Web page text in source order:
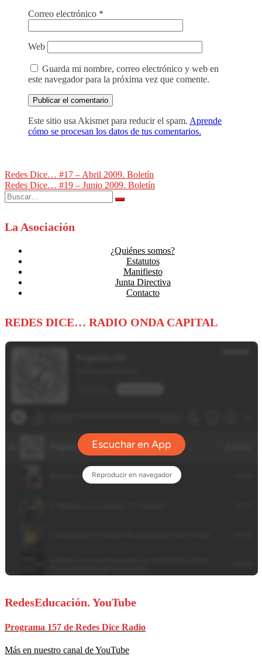
Correo electrónico *
Web
Guarda mi nombre, correo electrónico y web en
este navegador para la próxima vez que comente.
Este sitio usa Akismet para reducir el spam. Aprende
cómo se procesan los datos de tus comentarios.
Navegación
de
Redes Dice… #17 – Abril 2009. Boletín
Redes Dice… #19 – Junio 2009. Boletín
Buscar:
La Asociación
¿Quiénes somos?
Estatutos
Manifiesto
Junta Directiva
Contacto
REDES DICE… RADIO ONDA CAPITAL
RedesEducación. YouTube
Programa 157 de Redes Dice Radio
Más en nuestro canal de YouTube